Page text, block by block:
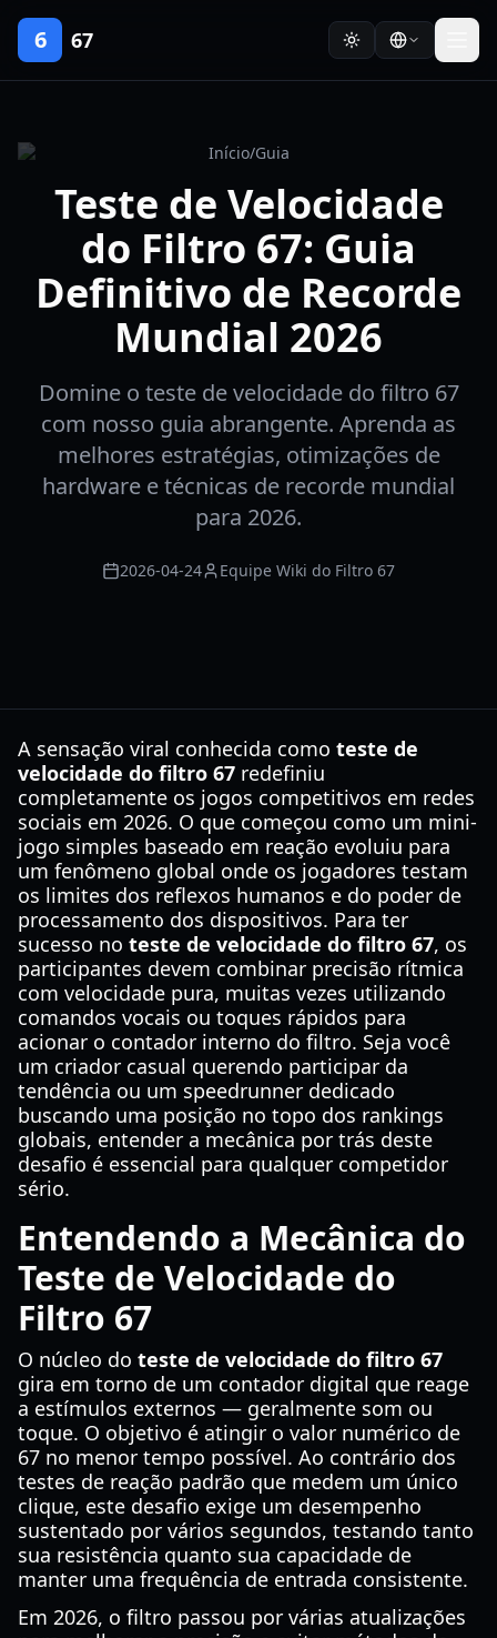
6 67
Início/Guia
Teste de Velocidade
do Filtro 67: Guia
Definitivo de Recorde
Mundial 2026
Domine o teste de velocidade do filtro 67
com nosso guia abrangente. Aprenda as
melhores estratégias, otimizações de
hardware e técnicas de recorde mundial
para 2026.
2026-04-24 Equipe Wiki do Filtro 67
A sensação viral conhecida como teste de
velocidade do filtro 67 redefiniu
completamente os jogos competitivos em redes
sociais em 2026. O que começou como um mini-
jogo simples baseado em reação evoluiu para
um fenômeno global onde os jogadores testam
os limites dos reflexos humanos e do poder de
processamento dos dispositivos. Para ter
sucesso no teste de velocidade do filtro 67, os
participantes devem combinar precisão rítmica
com velocidade pura, muitas vezes utilizando
comandos vocais ou toques rápidos para
acionar o contador interno do filtro. Seja você
um criador casual querendo participar da
tendência ou um speedrunner dedicado
buscando uma posição no topo dos rankings
globais, entender a mecânica por trás deste
desafio é essencial para qualquer competidor
sério.
Entendendo a Mecânica do
Teste de Velocidade do
Filtro 67
O núcleo do teste de velocidade do filtro 67
gira em torno de um contador digital que reage
a estímulos externos — geralmente som ou
toque. O objetivo é atingir o valor numérico de
67 no menor tempo possível. Ao contrário dos
testes de reação padrão que medem um único
clique, este desafio exige um desempenho
sustentado por vários segundos, testando tanto
sua resistência quanto sua capacidade de
manter uma frequência de entrada consistente.
Em 2026, o filtro passou por várias atualizações